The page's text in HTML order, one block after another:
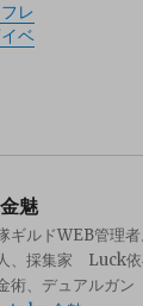
レ
ベ
金魅
ギルドWEB管理
、採集家 Luck依
術、デュアルガン